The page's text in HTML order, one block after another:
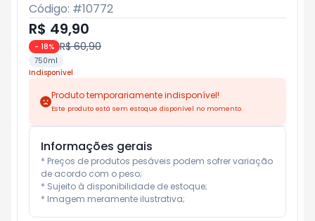
Código: #10772
R$ 49,90
- 18% R$ 60,90
750ml
Indisponível
Produto temporariamente indisponível!
Este produto está sem estoque disponível no momento.
Informações gerais
* Preços de produtos pesáveis podem sofrer variação
de acordo com o peso;
* Sujeito à disponibilidade de estoque;
* Imagem meramente ilustrativa;